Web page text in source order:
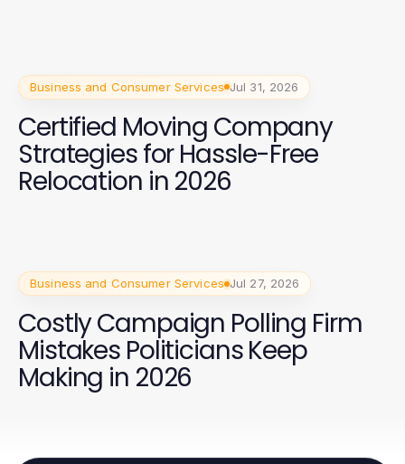
Business and Consumer Services Jul 31, 2026
Certified Moving Company
Strategies for Hassle-Free
Relocation in 2026
Business and Consumer Services Jul 27, 2026
Costly Campaign Polling Firm
Mistakes Politicians Keep
Making in 2026